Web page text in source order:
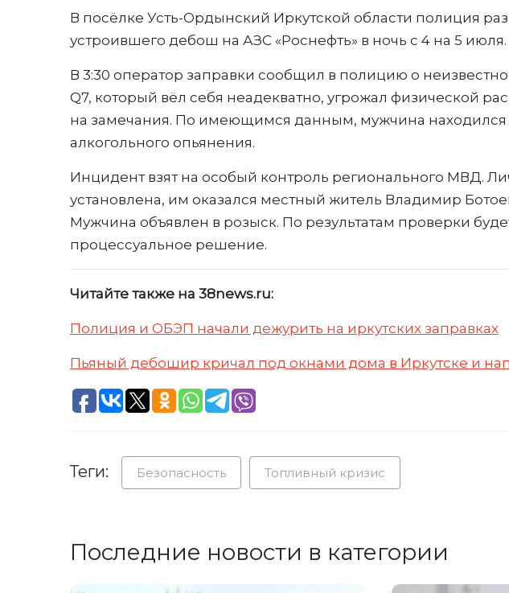
В посёлке Усть-Ордынский Иркутской области полиция
устроившего дебош на АЗС «Роснефть» в ночь с 4 на 5 июля.
В 3:30 оператор заправки сообщил в полицию о
Q7, который вёл себя неадекватно, угрожал физической
на замечания. По имеющимся данным, мужчина находился
алкогольного опьянения.
Инцидент взят на особый контроль регионального МВД.
установлена, им оказался местный житель Владимир
Мужчина объявлен в розыск. По результатам проверки
процессуальное решение.
Читайте также на 38news.ru:
Полиция и ОБЭП начали дежурить на иркутских заправках
Пьяный дебошир кричал под окнами дома в Иркутске и
Теги: Безопасность Топливный кризис
Последние новости в категории